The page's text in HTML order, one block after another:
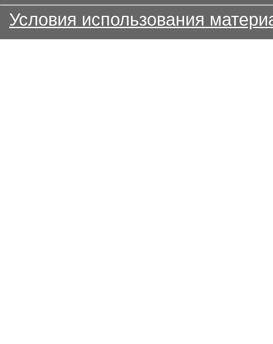
Условия использования